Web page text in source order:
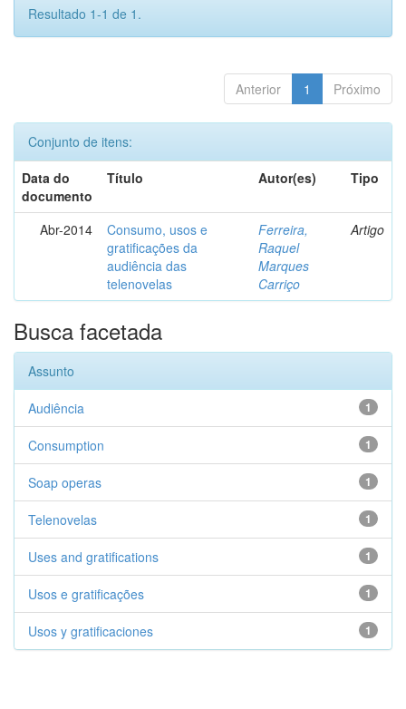
Resultado 1-1 de 1.
Anterior 1 Próximo
Conjunto de itens:
Data do
documento
Título Autor(es) Tipo
Abr-2014
Consumo, usos e
gratificações da
audiência das
telenovelas
Ferreira,
Raquel
Marques
Carriço
Artigo
Busca facetada
Assunto
1
Audiência
1
Consumption
1
Soap operas
1
Telenovelas
1
Uses and gratifications
1
Usos e gratificações
1
Usos y gratificaciones